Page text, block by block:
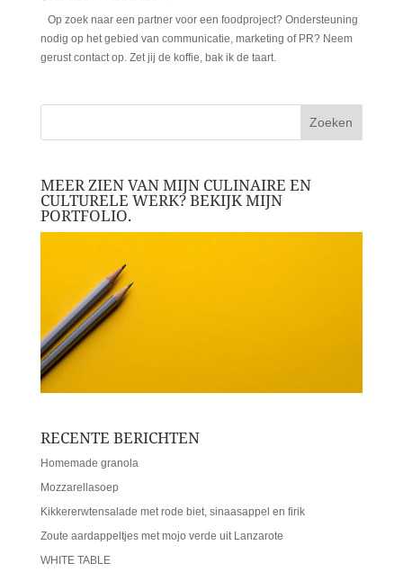
Op zoek naar een partner voor een foodproject? Ondersteuning
nodig op het gebied van communicatie, marketing of PR? Neem
gerust contact op. Zet jij de koffie, bak ik de taart.
MEER ZIEN VAN MIJN CULINAIRE EN
CULTURELE WERK? BEKIJK MIJN
PORTFOLIO.
RECENTE BERICHTEN
Homemade granola
Mozzarellasoep
Kikkererwtensalade met rode biet, sinaasappel en firik
Zoute aardappeltjes met mojo verde uit Lanzarote
WHITE TABLE